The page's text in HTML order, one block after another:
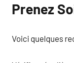
Prenez
Voici quelques